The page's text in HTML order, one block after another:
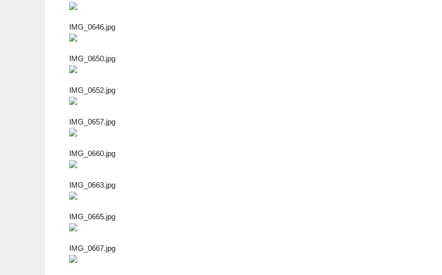
IMG_0646.jpg
IMG_0650.jpg
IMG_0652.jpg
IMG_0657.jpg
IMG_0660.jpg
IMG_0663.jpg
IMG_0665.jpg
IMG_0667.jpg